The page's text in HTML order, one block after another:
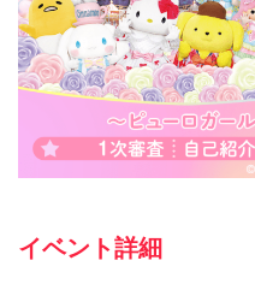
イベント詳細